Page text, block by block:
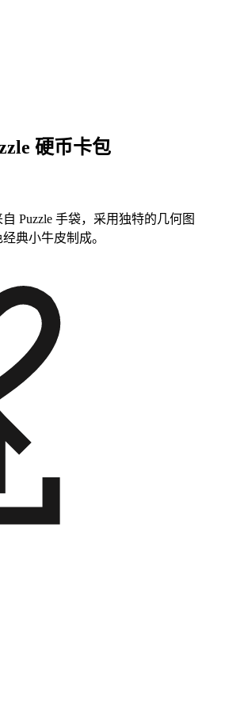
硬币卡包
Puzzle 手袋，采用独特的几何图
典小牛皮制成。